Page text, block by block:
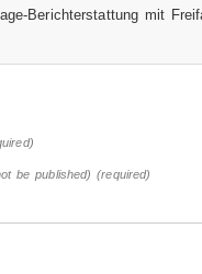
Berichterstattung mit
be published) (required)